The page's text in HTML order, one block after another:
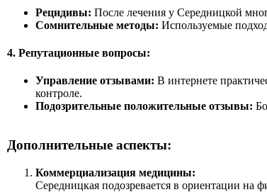
Рецидивы: После лечения у Середницкой
Сомнительные методы: Используемые
4. Репутационные вопросы:
Управление отзывами: В интернете
контроле.
Подозрительные положительные отзывы:
Дополнительные аспекты:
Коммерциализация медицины:
Середницкая подозревается в ориентации на